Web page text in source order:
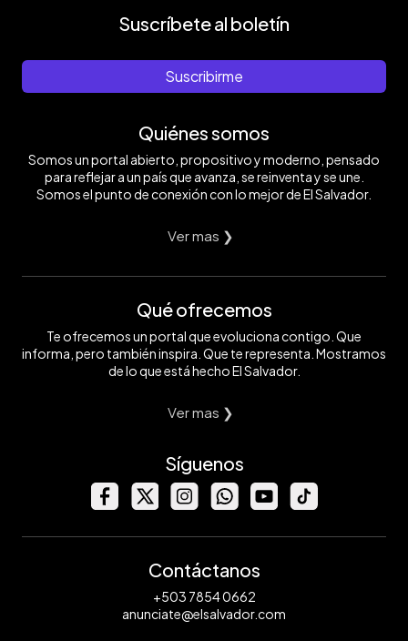
Suscríbete al boletín
Suscribirme
Quiénes somos
Somos un portal abierto, propositivo y moderno, pensado
para reflejar a un país que avanza, se reinventa y se une.
Somos el punto de conexión con lo mejor de El Salvador.
Ver mas ❯
Qué ofrecemos
Te ofrecemos un portal que evoluciona contigo. Que
informa, pero también inspira. Que te representa. Mostramos
de lo que está hecho El Salvador.
Ver mas ❯
Síguenos
Contáctanos
+503 7854 0662
anunciate@elsalvador.com